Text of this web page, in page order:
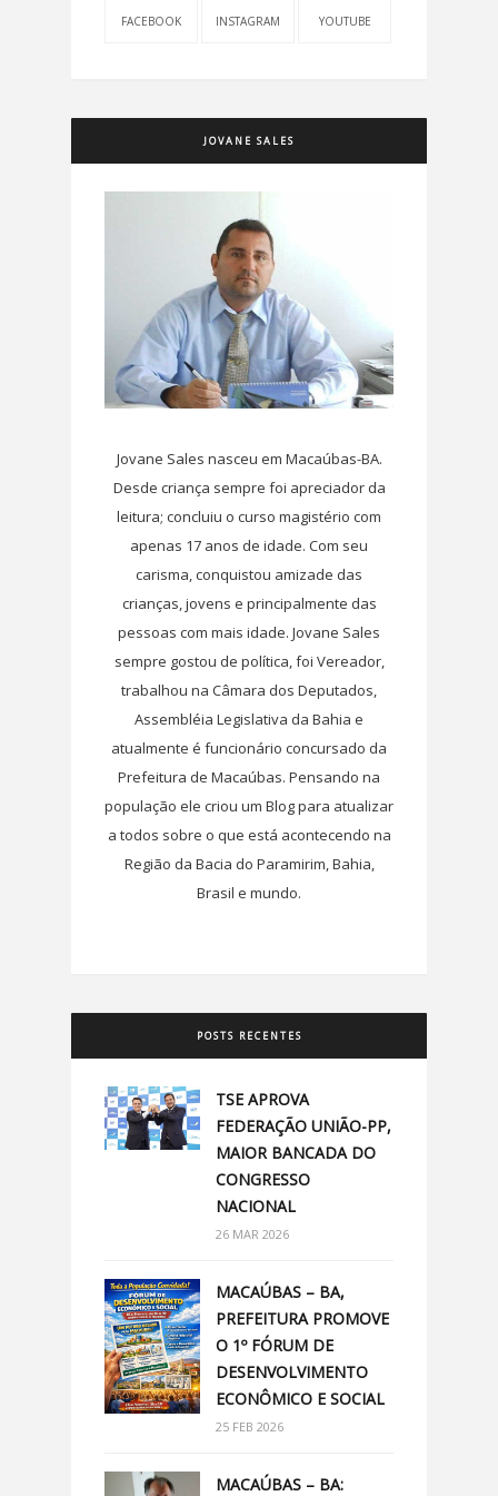
FACEBOOK INSTAGRAM YOUTUBE
JOVANE SALES
Jovane Sales nasceu em Macaúbas-BA.
Desde criança sempre foi apreciador da
leitura; concluiu o curso magistério com
apenas 17 anos de idade. Com seu
carisma, conquistou amizade das
crianças, jovens e principalmente das
pessoas com mais idade. Jovane Sales
sempre gostou de política, foi Vereador,
trabalhou na Câmara dos Deputados,
Assembléia Legislativa da Bahia e
atualmente é funcionário concursado da
Prefeitura de Macaúbas. Pensando na
população ele criou um Blog para atualizar
a todos sobre o que está acontecendo na
Região da Bacia do Paramirim, Bahia,
Brasil e mundo.
POSTS RECENTES
TSE APROVA
FEDERAÇÃO UNIÃO-PP,
MAIOR BANCADA DO
CONGRESSO
NACIONAL
26 MAR 2026
MACAÚBAS – BA,
PREFEITURA PROMOVE
O 1º FÓRUM DE
DESENVOLVIMENTO
ECONÔMICO E SOCIAL
25 FEB 2026
MACAÚBAS – BA: